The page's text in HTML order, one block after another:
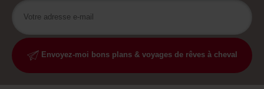
Envoyez-moi bons plans & voyages de rêves à cheval